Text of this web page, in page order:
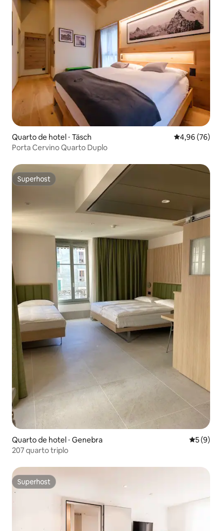
Quarto de hotel ⋅ Täsch 4,96 de uma
4,96 (76)
Porta Cervino Quarto Duplo
Superhost
Superhost
Quarto de hotel ⋅ Genebra 5 de
5 (9)
207 quarto triplo
Superhost
Superhost